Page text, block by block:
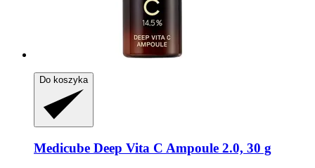
Do koszyka
Medicube Deep Vita C Ampoule 2.0, 30 g